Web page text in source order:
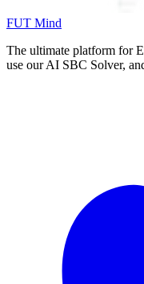
FUT Mind
The ultimate platform for
use our AI SBC Solver,